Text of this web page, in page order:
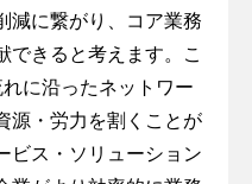
減に繋がり、コア業務
できると考えます。こ
に沿ったネットワー
源・労力を割くことが
ビス・ソリューション